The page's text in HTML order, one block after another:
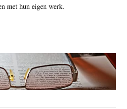
met hun eigen werk.